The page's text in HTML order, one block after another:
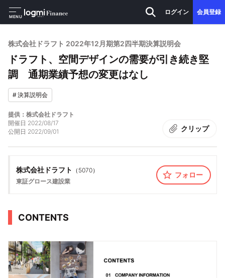
MENU
ログイン 会員登録
株式会社ドラフト 2022年12月期第2四半期決算説明会
ドラフト、空間デザインの需要が引き続き堅
調 通期業績予想の変更はなし
#決算説明会
提供：株式会社ドラフト
開催日 2022/08/17
公開日 2022/09/01 クリップ
株式会社ドラフト （ 5070）
東証グロース建設業
フォロー
CONTENTS